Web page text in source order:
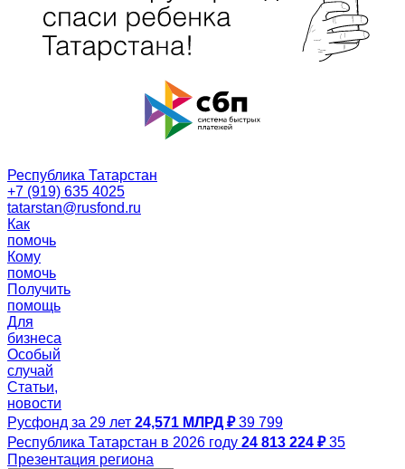
Республика Татарстан
+7 (919) 635 4025
tatarstan@rusfond.ru
Как
помочь
Кому
помочь
Получить
помощь
Для
бизнеса
Особый
случай
Статьи,
новости
Русфонд за 29 лет 24,571 МЛРД ₽ 39 799
Республика Татарстан в 2026 году 24 813 224 ₽ 35
Презентация региона